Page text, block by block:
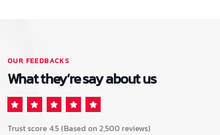
OUR FEEDBACKS
What they’re say about us
Trust score 4.5 (Based on 2,500 reviews)